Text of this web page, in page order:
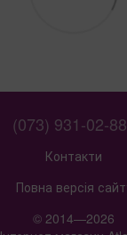
(073) 931-02-88
Контакти
Повна версія
© 2014—2026